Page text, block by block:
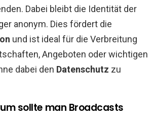
Dabei bleibt die Identität der
anonym. Dies fördert die
und ist ideal für die Verbreitung
Angeboten oder wichtigen
dabei den Datenschutz zu
sollte man Broadcasts